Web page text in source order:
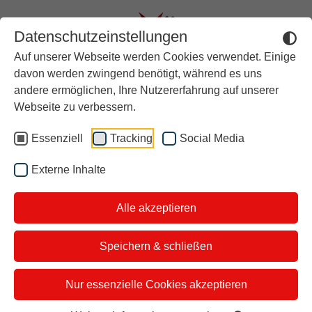
Datenschutzeinstellungen
Auf unserer Webseite werden Cookies verwendet. Einige
davon werden zwingend benötigt, während es uns
andere ermöglichen, Ihre Nutzererfahrung auf unserer
Webseite zu verbessern.
Essenziell Tracking Social Media
Externe Inhalte
Alle akzeptieren
Speichern & schließen
Nur essenzielle Cookies akzeptieren
Unsere
Themen vom
09.07.2025
Unsere Themen diesen Mittwoch:
13 Jahre nach „Maschsee-Mord“:
Aktuell
Rückblick
Über stern TV
Der Moderator
i&u Studios